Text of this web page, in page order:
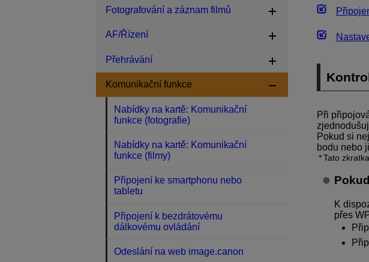
Při
Pokud si
bodu nebo
Tato
K
přes
Fotografování a záznam filmů
AF/Řízení
Přehrávání
Komunikační funkce
Nabídky na kartě: Komunikační
funkce (fotografie)
Nabídky na kartě: Komunikační
funkce (filmy)
Připojení ke smartphonu nebo
tabletu
Připojení k bezdrátovému
dálkovému ovládání
Odeslání na web image.canon